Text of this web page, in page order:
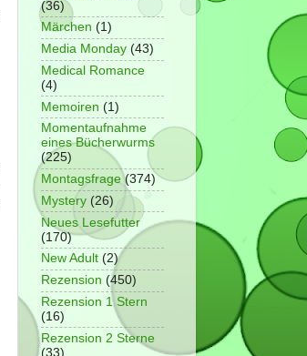
(36)
Märchen (1)
Media Monday (43)
Medical Romance
(4)
Memoiren (1)
Momentaufnahme
eines Bücherwurms
(225)
Montagsfrage (374)
Mystery (26)
Neues Lesefutter
(170)
New Adult (2)
Rezension (450)
Rezension 1 Stern
(16)
Rezension 2 Sterne
(33)